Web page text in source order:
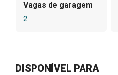
Vagas de garagem
2
DISPONÍVEL PARA